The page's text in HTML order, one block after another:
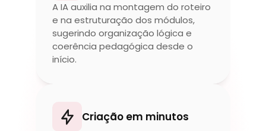
A IA auxilia na montagem do roteiro
e na estruturação dos módulos,
sugerindo organização lógica e
coerência pedagógica desde o
início.
Criação em minutos